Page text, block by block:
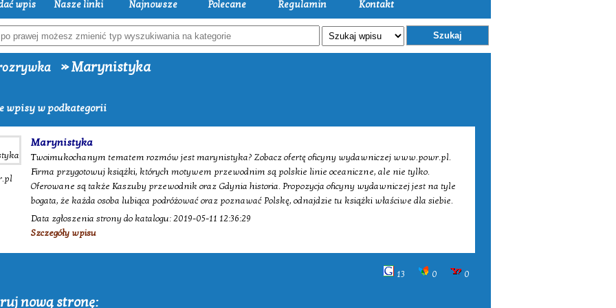
wpis Nasze linki Najnowsze Polecane Regulamin Kontakt
Szukaj
» Marynistyka
wpisy w podkategorii
Marynistyka
Twoimukochanym tematem rozmów jest marynistyka? Zobacz ofertę oficyny wydawniczej www.powr.pl.
Firma przygotowuj książki, których motywem przewodnim są polskie linie oceaniczne, ale nie tylko.
Oferowane są także Kaszuby przewodnik oraz Gdynia historia. Propozycja oficyny wydawniczej jest na tyle
bogata, że każda osoba lubiąca podróżować oraz poznawać Polskę, odnajdzie tu książki właściwe dla siebie.
Data zgłoszenia strony do katalogu: 2019-05-11 12:36:29
Szczegóły wpisu
13 0 0
nową stronę: